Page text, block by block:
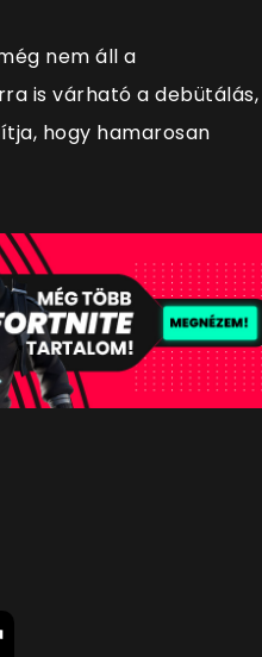
nem áll a
is várható a debütálás,
hogy hamarosan